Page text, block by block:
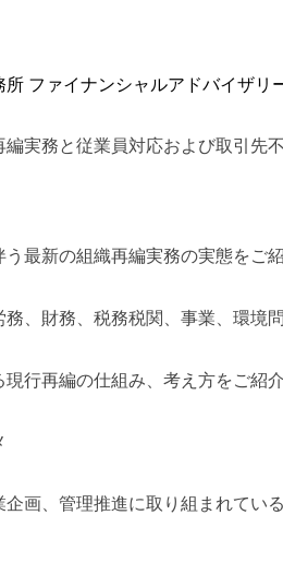
ファイナンシャルアドバイザリ
編実務と従業員対応および取引先
う最新の組織再編実務の実態をご
務、財務、税務税関、事業、環境
現行再編の仕組み、考え方をご紹介
企画、管理推進に取り組まれてい